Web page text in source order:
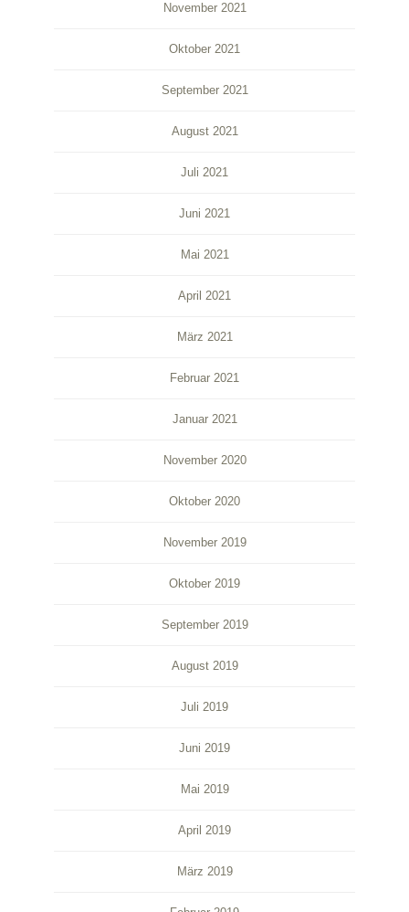
November 2021
Oktober 2021
September 2021
August 2021
Juli 2021
Juni 2021
Mai 2021
April 2021
März 2021
Februar 2021
Januar 2021
November 2020
Oktober 2020
November 2019
Oktober 2019
September 2019
August 2019
Juli 2019
Juni 2019
Mai 2019
April 2019
März 2019